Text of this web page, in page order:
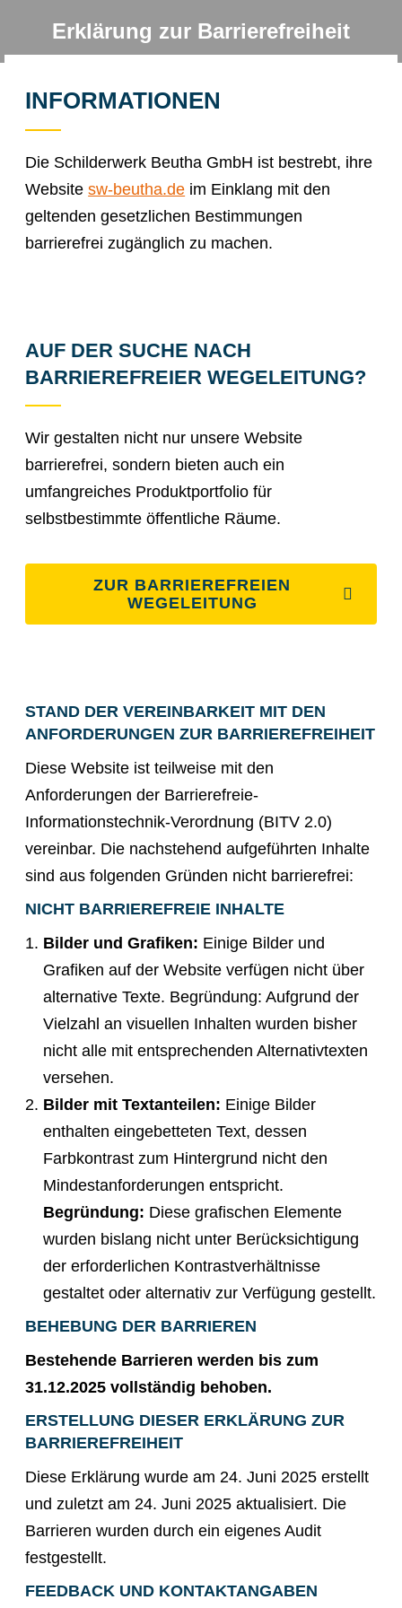
Erklärung zur Barriere­freiheit
Sie befinden sich hier:
INFORMATIONEN
Die Schilderwerk Beutha GmbH ist bestrebt, ihre
Websitesw-beutha.de im Einklang mit den
geltenden gesetzlichen Bestimmungen
barrierefrei zugänglich zu machen.
AUF DER SUCHE NACH
BARRIEREFREIER WEGELEITUNG?
Wir gestalten nicht nur unsere Website
barrierefrei, sondern bieten auch ein
umfangreiches Produktportfolio für
selbstbestimmte öffentliche Räume.
ZUR BARRIEREFREIEN
WEGELEITUNG
STAND DER VEREINBARKEIT MIT DEN
ANFORDERUNGEN ZUR BARRIEREFREIHEIT
Diese Website ist teilweise mit den
Anforderungen der Barrierefreie-
Informationstechnik-Verordnung (BITV 2.0)
vereinbar. Die nachstehend aufgeführten Inhalte
sind aus folgenden Gründen nicht barrierefrei:​
NICHT BARRIEREFREIE INHALTE
Bilder und Grafiken: Einige Bilder und
Grafiken auf der Website verfügen nicht über
alternative Texte. Begründung: Aufgrund der
Vielzahl an visuellen Inhalten wurden bisher
nicht alle mit entsprechenden Alternativtexten
versehen.
Bilder mit Textanteilen: Einige Bilder
enthalten eingebetteten Text, dessen
Farbkontrast zum Hintergrund nicht den
Mindestanforderungen entspricht.
Begründung: Diese grafischen Elemente
wurden bislang nicht unter Berücksichtigung
der erforderlichen Kontrastverhältnisse
gestaltet oder alternativ zur Verfügung gestellt.
BEHEBUNG DER BARRIEREN
Bestehende Barrieren werden bis zum
31.12.2025 vollständig behoben.
ERSTELLUNG DIESER ERKLÄRUNG ZUR
BARRIEREFREIHEIT
Diese Erklärung wurde am 24. Juni 2025 erstellt
und zuletzt am 24. Juni 2025 aktualisiert. Die
Barrieren wurden durch ein eigenes Audit
festgestellt.
FEEDBACK UND KONTAKTANGABEN